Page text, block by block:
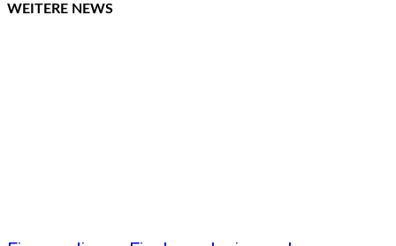
WEITERE NEWS